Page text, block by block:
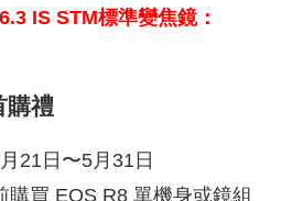
IS STM標準變焦鏡：
購禮
21日〜5月31日
購買 EOS R8 單機身或鏡組